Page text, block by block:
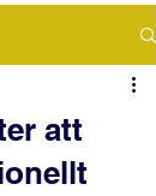
att